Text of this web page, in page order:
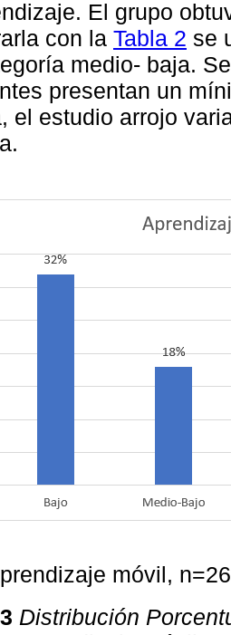
El grupo
con la Tabla 2 se
medio- baja.
presentan un
el estudio arrojo
móvil,
Distribución